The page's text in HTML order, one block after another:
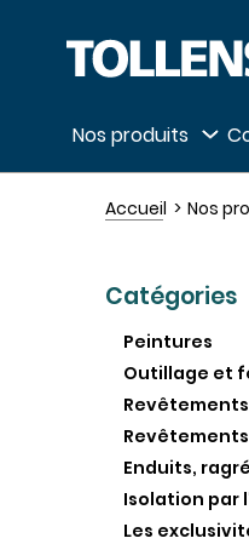
Passer la liste
Nos produits
Accueil Nos
Catégories
Peintures
Outillage et
Enduits,
Isolation par
Les